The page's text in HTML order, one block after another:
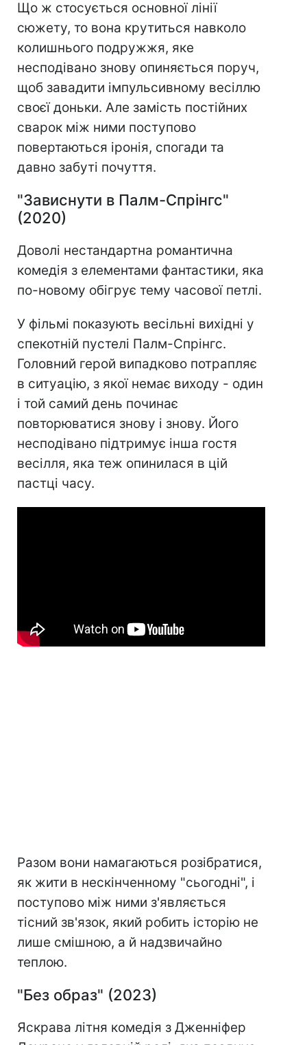
Що ж стосується основної лінії
сюжету, то вона крутиться навколо
колишнього подружжя, яке
несподівано знову опиняється поруч,
щоб завадити імпульсивному весіллю
своєї доньки. Але замість постійних
сварок між ними поступово
повертаються іронія, спогади та
давно забуті почуття.
"Зависнути в Палм-Спрінгс"
(2020)
Доволі нестандартна романтична
комедія з елементами фантастики, яка
по-новому обігрує тему часової петлі.
У фільмі показують весільні вихідні у
спекотній пустелі Палм-Спрінгс.
Головний герой випадково потрапляє
в ситуацію, з якої немає виходу - один
і той самий день починає
повторюватися знову і знову. Його
несподівано підтримує інша гостя
весілля, яка теж опинилася в цій
пастці часу.
Разом вони намагаються розібратися,
як жити в нескінченному "сьогодні", і
поступово між ними з'являється
тісний зв'язок, який робить історію не
лише смішною, а й надзвичайно
теплою.
"Без образ" (2023)
Яскрава літня комедія з Дженніфер